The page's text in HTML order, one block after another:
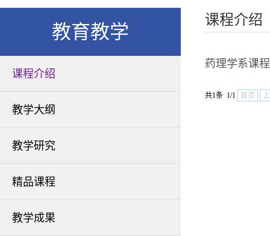
教育教学
课程介绍
教学大纲
教学研究
精品课程
教学成果
课程介绍
药理学系课
共1条 1/1 首页